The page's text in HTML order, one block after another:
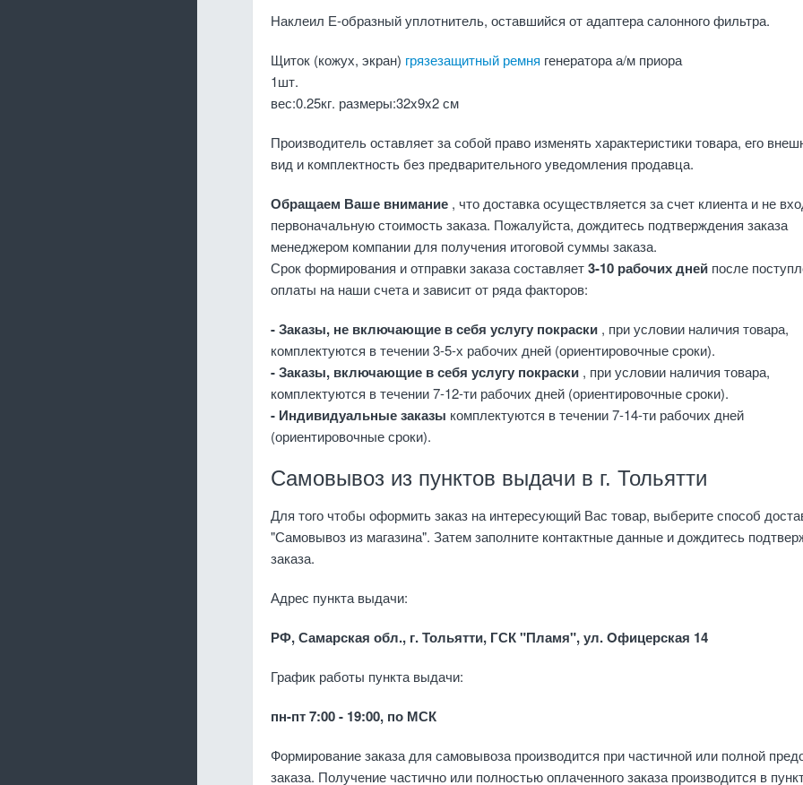
Наклеил Е-образный уплотнитель, оставшийся от адаптера салонного фильтра.
Щиток (кожух, экран) грязезащитный ремня генератора а/м приора
1шт.
вес:0.25кг. размеры:32x9x2 см
Производитель оставляет за собой право изменять характеристики товара, его
вид и комплектность без предварительного уведомления продавца.
Обращаем Ваше внимание , что доставка осуществляется за счет клиента и не
первоначальную стоимость заказа. Пожалуйста, дождитесь подтверждения заказа
менеджером компании для получения итоговой суммы заказа.
Срок формирования и отправки заказа составляет3-10 рабочих дней после
оплаты на наши счета и зависит от ряда факторов:
- Заказы, не включающие в себя услугу покраски , при условии наличия товара,
комплектуются в течении 3-5-х рабочих дней (ориентировочные сроки).
- Заказы, включающие в себя услугу покраски , при условии наличия товара,
комплектуются в течении 7-12-ти рабочих дней (ориентировочные сроки).
- Индивидуальные заказы комплектуются в течении 7-14-ти рабочих дней
(ориентировочные сроки).
Самовывоз из пунктов выдачи в г. Тольятти
Для того чтобы оформить заказ на интересующий Вас товар, выберите способ
"Самовывоз из магазина". Затем заполните контактные данные и дождитесь
заказа.
Адрес пункта выдачи:
РФ, Самарская обл., г. Тольятти, ГСК "Пламя", ул. Oфицерская 14
График работы пункта выдачи:
пн-пт 7:00 - 19:00, по МСК
Формирование заказа для самовывоза производится при частичной или полной
заказа. Получение частично или полностью оплаченного заказа производится в